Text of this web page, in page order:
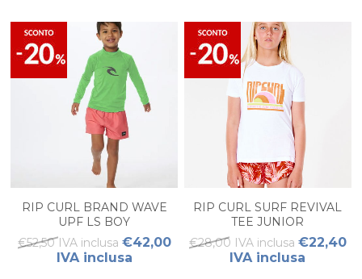
RIP CURL BRAND WAVE
UPF LS BOY
€52,50 IVA inclusa €42,00
IVA inclusa
RIP CURL SURF REVIVAL
TEE JUNIOR
€28,00 IVA inclusa €22,40
IVA inclusa